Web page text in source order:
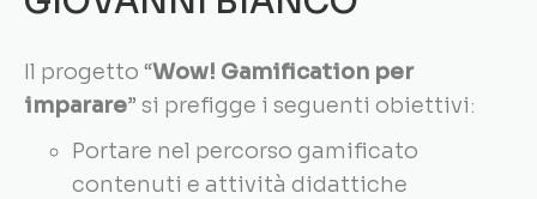
Il progetto “Wow! Gamification per
imparare” si prefigge i seguenti obiettivi:
Portare nel percorso gamificato
contenuti e attività didattiche